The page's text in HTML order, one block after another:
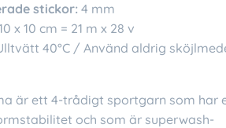
stickor: 4 mm
x 10 cm = 21 m x 28 v
40°C / Använd aldrig
är ett 4-trådigt sportgarn som har
och som är superwash-